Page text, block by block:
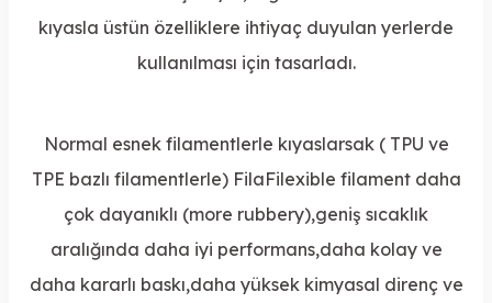
kıyasla üstün özelliklere ihtiyaç duyulan yerlerde
kullanılması için tasarladı.
Normal esnek filamentlerle kıyaslarsak ( TPU ve
TPE bazlı filamentlerle) FilaFilexible filament daha
çok dayanıklı (more rubbery),geniş sıcaklık
aralığında daha iyi performans,daha kolay ve
daha kararlı baskı,daha yüksek kimyasal direnç ve